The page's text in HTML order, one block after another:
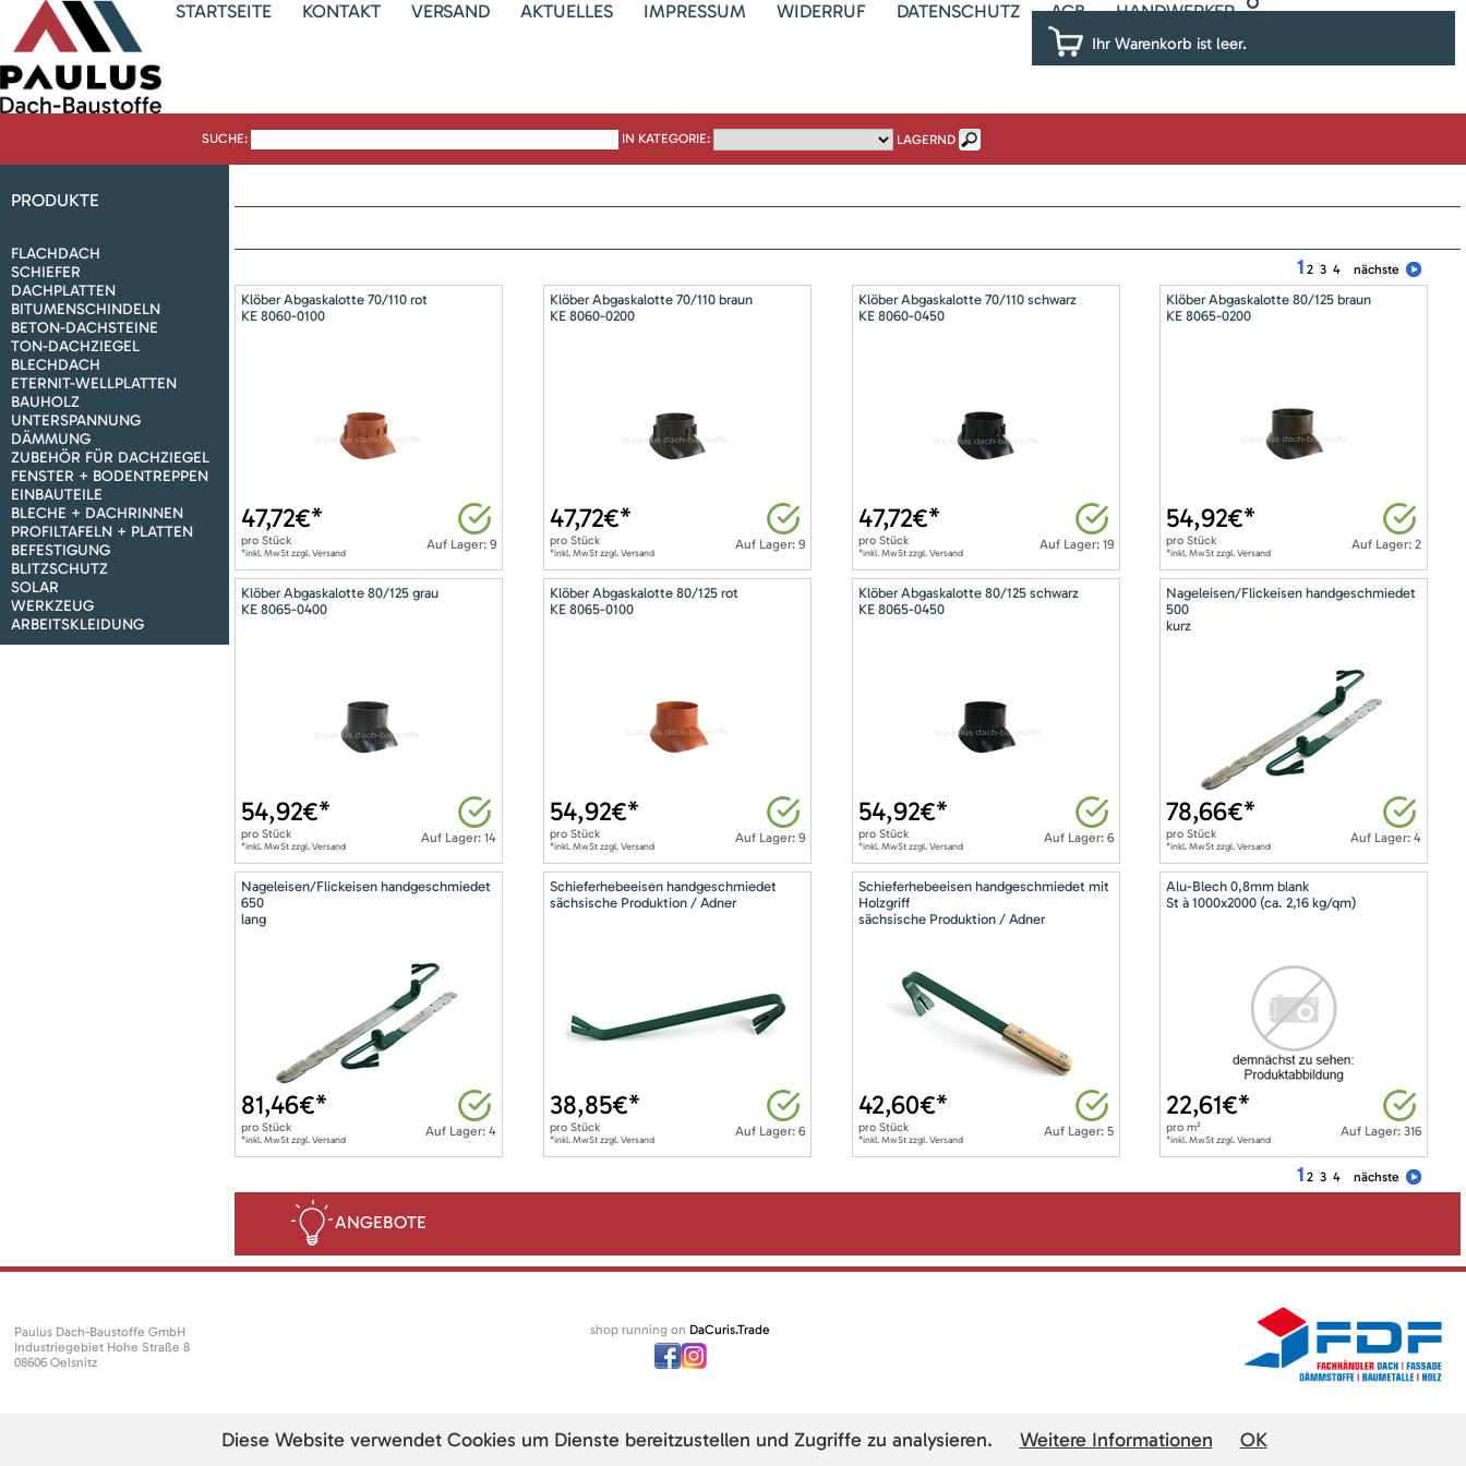
STARTSEITE KONTAKT VERSAND AKTUELLES IMPRESSUM WIDERRUF DATENSCHUTZ AGB HANDWERKER
Ihr Warenkorb ist leer.
SUCHE: IN KATEGORIE: LAGERND
PRODUKTE
FLACHDACH
SCHIEFER
DACHPLATTEN
BITUMENSCHINDELN
BETON-DACHSTEINE
TON-DACHZIEGEL
BLECHDACH
ETERNIT-WELLPLATTEN
BAUHOLZ
UNTERSPANNUNG
DÄMMUNG
ZUBEHÖR FÜR DACHZIEGEL
FENSTER + BODENTREPPEN
EINBAUTEILE
BLECHE + DACHRINNEN
PROFILTAFELN + PLATTEN
BEFESTIGUNG
BLITZSCHUTZ
SOLAR
WERKZEUG
ARBEITSKLEIDUNG
1 2 3 4 nächste
Klöber Abgaskalotte 70/110 rot
KE 8060-0100
Auf Lager: 9
47,72€*
pro Stück
*inkl. MwSt zzgl. Versand
Klöber Abgaskalotte 70/110 braun
KE 8060-0200
Auf Lager: 9
47,72€*
pro Stück
*inkl. MwSt zzgl. Versand
Klöber Abgaskalotte 70/110 schwarz
KE 8060-0450
Auf Lager: 19
47,72€*
pro Stück
*inkl. MwSt zzgl. Versand
Klöber Abgaskalotte 80/125 braun
KE 8065-0200
Auf Lager: 2
54,92€*
proStück
*inkl. MwSt zzgl. Versand
Klöber Abgaskalotte 80/125 grau
KE 8065-0400
Auf Lager: 14
54,92€*
pro Stück
*inkl. MwSt zzgl. Versand
Klöber Abgaskalotte 80/125 rot
KE 8065-0100
Auf Lager: 9
54,92€*
pro Stück
*inkl. MwSt zzgl. Versand
Klöber Abgaskalotte 80/125 schwarz
KE 8065-0450
Auf Lager: 6
54,92€*
pro Stück
*inkl. MwSt zzgl. Versand
Nageleisen/Flickeisen handgeschmiedet
500
kurz
Auf Lager: 4
78,66€*
proStück
*inkl. MwSt zzgl. Versand
Nageleisen/Flickeisen handgeschmiedet
650
lang
Auf Lager: 4
81,46€*
pro Stück
*inkl. MwSt zzgl. Versand
Schieferhebeeisen handgeschmiedet
sächsische Produktion / Adner
Auf Lager: 6
38,85€*
pro Stück
*inkl. MwSt zzgl. Versand
Schieferhebeeisen handgeschmiedet mit
Holzgriff
sächsische Produktion / Adner
Auf Lager: 5
42,60€*
pro Stück
*inkl. MwSt zzgl. Versand
Alu-Blech 0,8mm blank
St à 1000x2000 (ca. 2,16 kg/qm)
Auf Lager: 316
22,61€*
prom²
*inkl. MwSt zzgl. Versand
1 2 3 4 nächste
ANGEBOTE
Paulus Dach-Baustoffe GmbH
Industriegebiet Hohe Straße 8
08606 Oelsnitz
shop running on DaCuris.Trade
Diese Website verwendet Cookies um Dienste bereitzustellen und Zugriffe zu analysieren. Weitere Informationen OK